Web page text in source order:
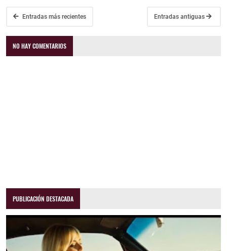
Entradas más recientes Entradas antiguas
NO HAY COMENTARIOS
PUBLICACIÓN DESTACADA